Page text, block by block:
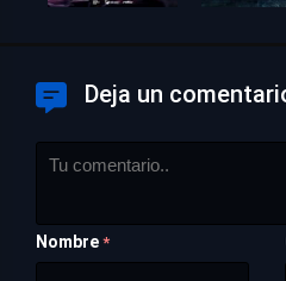
Deja un
Nombre *